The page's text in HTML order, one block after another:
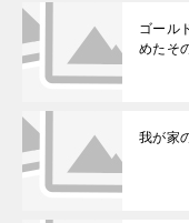
ゴール
めたそ
我が家